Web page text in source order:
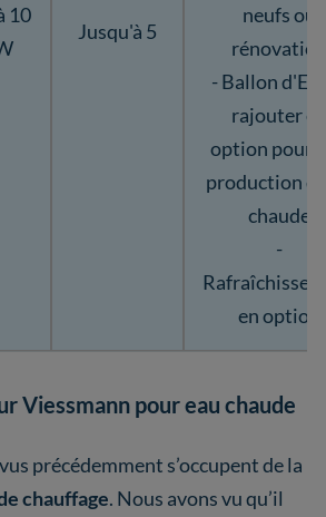
10
Jusqu'à 5
neufs ou
rénovation
- Ballon
rajouter en
option pour
production
chaude
-
en option
Viessmann pour eau chaude
précédemment s’occupent de la
chauffage. Nous avons vu qu’il